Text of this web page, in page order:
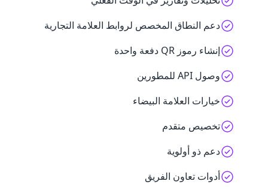
دعم النطاق المخصص لروابط العلامة التجارية
إنشاء رموز QR دفعة واحدة
وصول API للمطورين
خيارات العلامة البيضاء
تخصيص متقدم
دعم ذو أولوية
أدوات تعاون الفريق